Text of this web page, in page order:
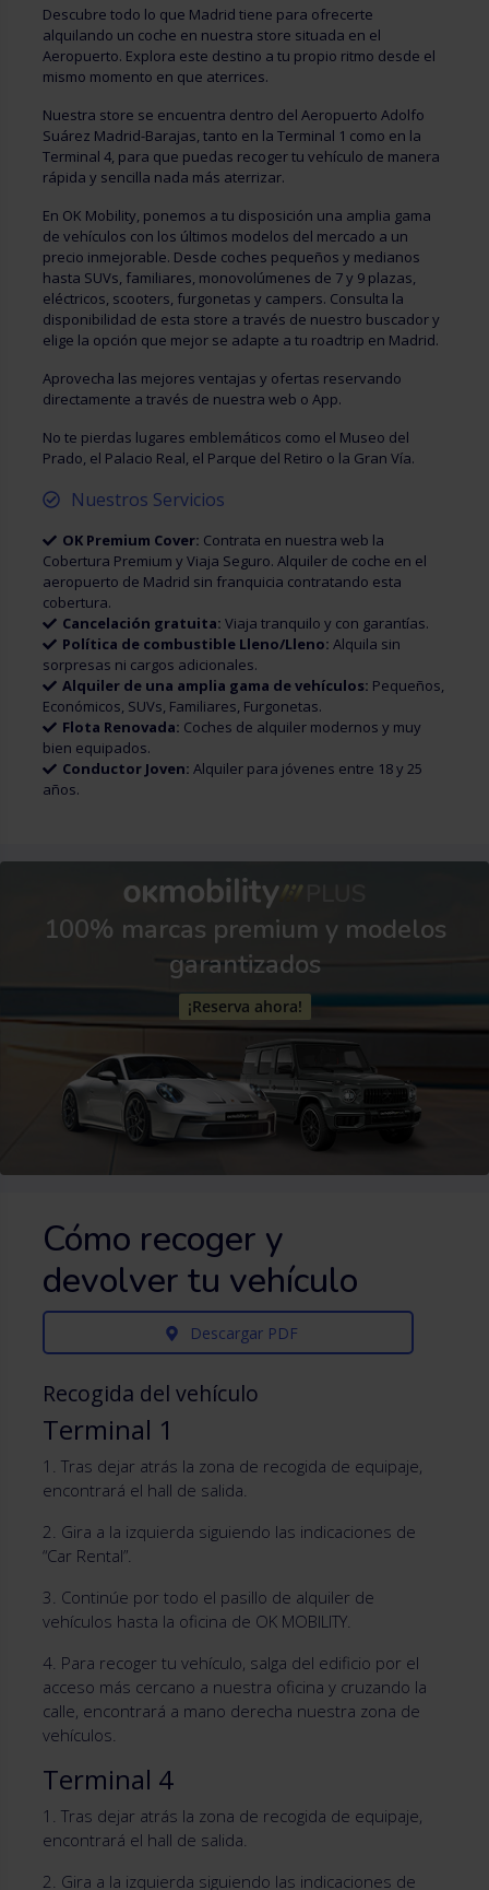
Descubre todo lo que Madrid tiene para ofrecerte
alquilando un coche en nuestra store situada en el
Aeropuerto. Explora este destino a tu propio ritmo desde el
mismo momento en que aterrices.
Nuestra store se encuentra dentro del Aeropuerto Adolfo
Suárez Madrid-Barajas, tanto en la Terminal 1 como en la
Terminal 4, para que puedas recoger tu vehículo de manera
rápida y sencilla nada más aterrizar.
En OK Mobility, ponemos a tu disposición una amplia gama
de vehículos con los últimos modelos del mercado a un
precio inmejorable. Desde coches pequeños y medianos
hasta SUVs, familiares, monovolúmenes de 7 y 9 plazas,
eléctricos, scooters, furgonetas y campers. Consulta la
disponibilidad de esta store a través de nuestro buscador y
elige la opción que mejor se adapte a tu roadtrip en Madrid.
Aprovecha las mejores ventajas y ofertas reservando
directamente a través de nuestra web o App.
No te pierdas lugares emblemáticos como el Museo del
Prado, el Palacio Real, el Parque del Retiro o la Gran Vía.
Nuestros Servicios
OK Premium Cover: Contrata en nuestra web la
Cobertura Premium y Viaja Seguro. Alquiler de coche en el
aeropuerto de Madrid sin franquicia contratando esta
cobertura.
Cancelación gratuita: Viaja tranquilo y con garantías.
Política de combustible Lleno/Lleno: Alquila sin
sorpresas ni cargos adicionales.
Alquiler de una amplia gama de vehículos: Pequeños,
Económicos, SUVs, Familiares, Furgonetas.
Flota Renovada: Coches de alquiler modernos y muy
bien equipados.
Conductor Joven: Alquiler para jóvenes entre 18 y 25
años.
100% marcas premium y modelos
garantizados
¡Reserva ahora!
Cómo recoger y
devolver tu vehículo
Descargar PDF
Recogida del vehículo
Terminal 1
1. Tras dejar atrás la zona de recogida de equipaje,
encontrará el hall de salida.
2. Gira a la izquierda siguiendo las indicaciones de
“Car Rental”.
3. Continúe por todo el pasillo de alquiler de
vehículos hasta la oficina de OK MOBILITY.
4. Para recoger tu vehículo, salga del edificio por el
acceso más cercano a nuestra oficina y cruzando la
calle, encontrará a mano derecha nuestra zona de
vehículos.
Terminal 4
1. Tras dejar atrás la zona de recogida de equipaje,
encontrará el hall de salida.
2. Gira a la izquierda siguiendo las indicaciones de